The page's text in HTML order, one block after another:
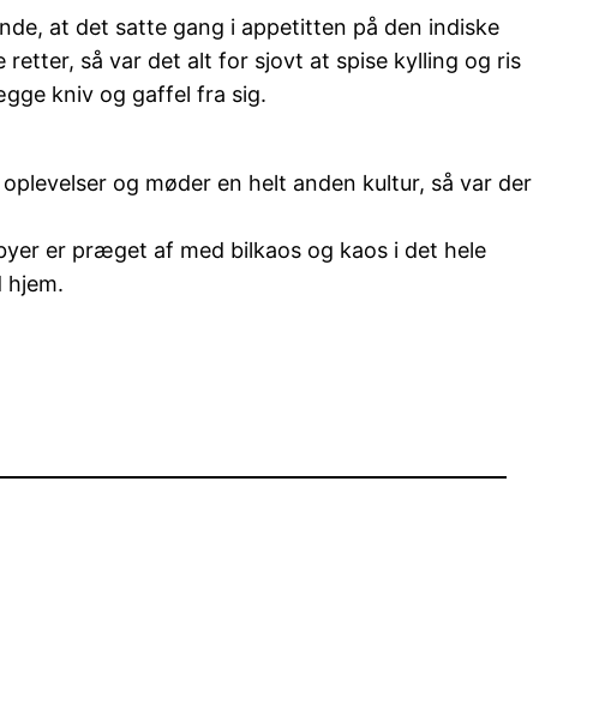
at det satte gang i appetitten på den indiske
retter, så var det alt for sjovt at spise kylling og ris
kniv og gaffel fra sig.
og møder en helt anden kultur, så var der
er præget af med bilkaos og kaos i det hele